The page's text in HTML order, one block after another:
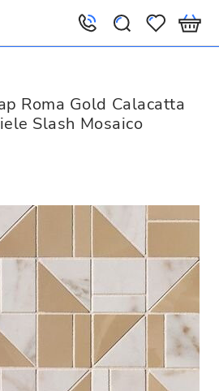
Roma Gold Calacatta
Slash Mosaico